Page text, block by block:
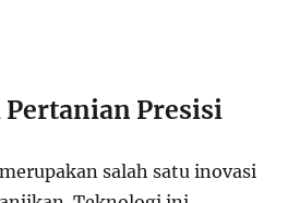
Pertanian Presisi
salah satu inovasi